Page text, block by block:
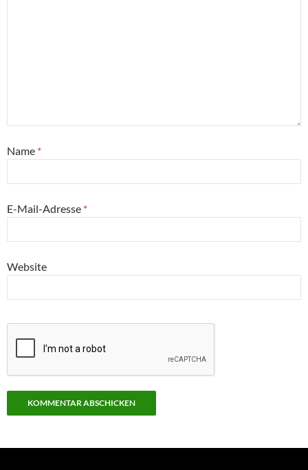
Name *
E-Mail-Adresse *
Website